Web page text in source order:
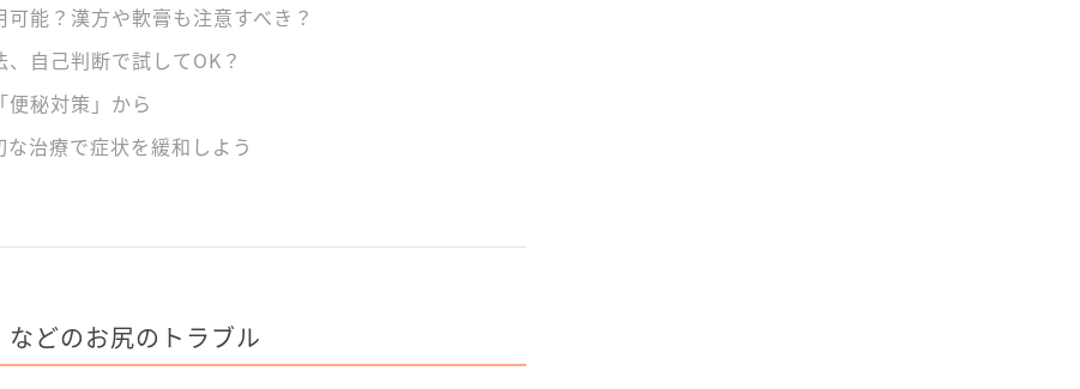
能？漢方や軟膏も注意すべき？
自己判断で試してOK？
秘対策」から
治療で症状を緩和しよう
どのお尻のトラブル